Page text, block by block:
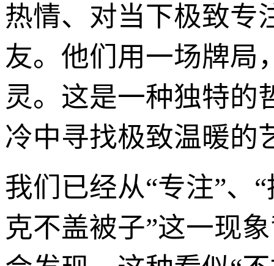
热情、对当下极致专
友。他们用一场牌局
灵。这是一种独特的
冷中寻找极致温暖的
我们已经从“专注”、
克不盖被子”这一现